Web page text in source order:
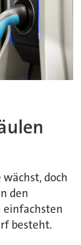
doch
den
einfachsten
besteht.